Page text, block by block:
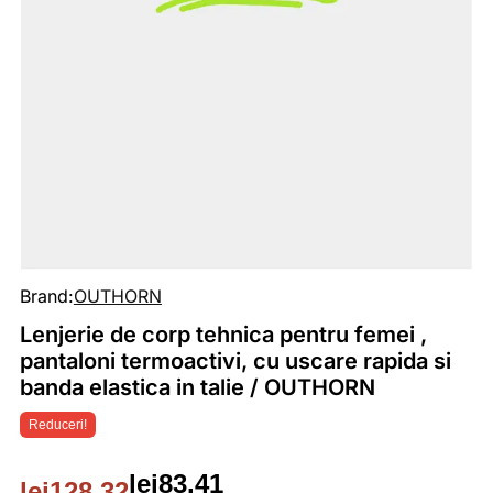
Reduceri!
Brand:OUTHORN
Lenjerie de corp tehnica pentru femei ,
pantaloni termoactivi, cu uscare rapida si
banda elastica in talie / OUTHORN
lei83.41